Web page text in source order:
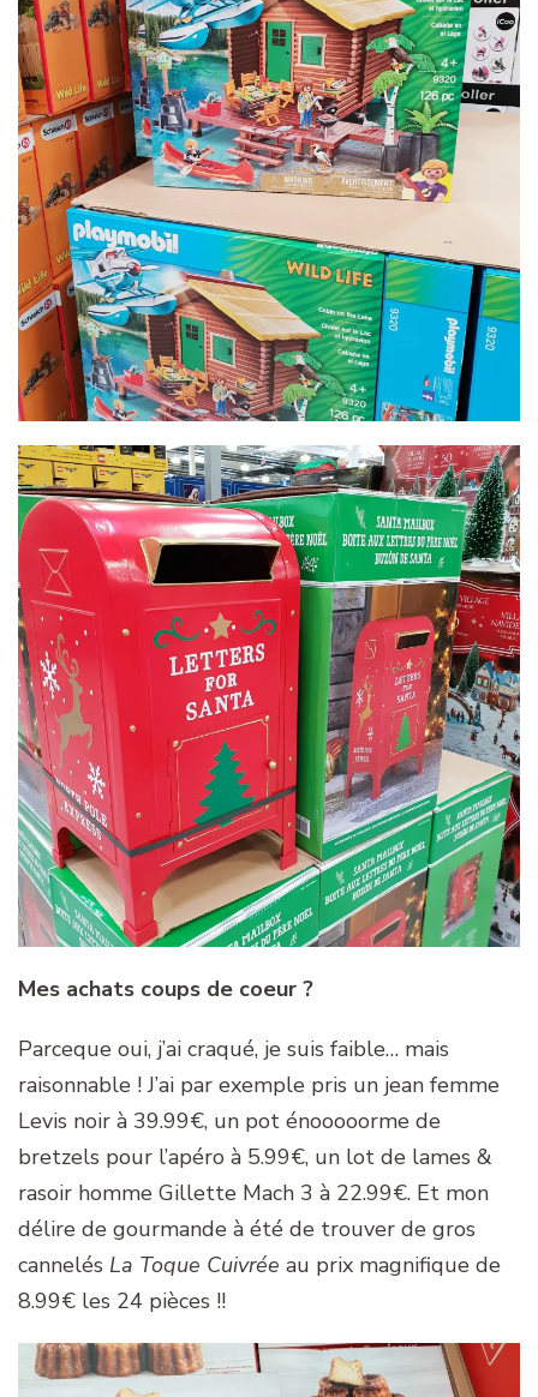
Mes achats coups de coeur ?
Parceque oui, j’ai craqué, je suis faible… mais
raisonnable ! J’ai par exemple pris un jean femme
Levis noir à 39.99€, un pot énooooorme de
bretzels pour l’apéro à 5.99€, un lot de lames &
rasoir homme Gillette Mach 3 à 22.99€. Et mon
délire de gourmande à été de trouver de gros
cannelés La Toque Cuivrée au prix magnifique de
8.99€ les 24 pièces !!